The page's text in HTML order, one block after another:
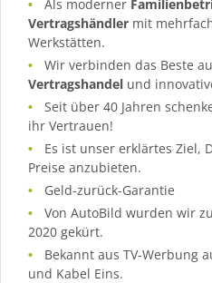
Als moderner
Vertragshändler mit
Werkstätten.
Wir verbinden das Beste
Vertragshandel und
Seit über 40 Jahren
ihr Vertrauen!
Es ist unser erklärtes Ziel,
Preise anzubieten.
Geld-zurück-Garantie
Von AutoBild wurden wir
2020 gekürt.
Bekannt aus TV-Werbung
und Kabel Eins.